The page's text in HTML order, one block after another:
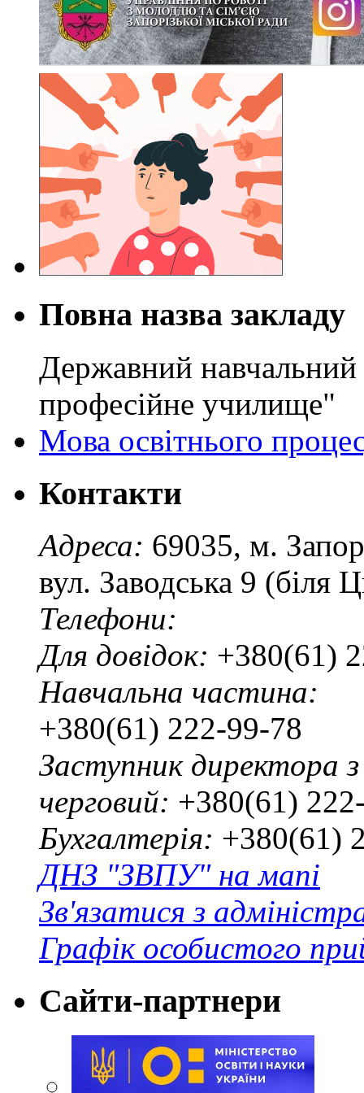
Повна назва закладу
Державний навчальний
професійне училище"
Мова освітнього
Контакти
Адреса: 69035, м.
вул. Заводська 9 (біля
Телефони:
Для довідок: +380(61)
Навчальна частина:
+380(61) 222-99-78
Заступник директора
черговий: +380(61)
Бухгалтерія: +380(61)
ДНЗ "ЗВПУ" на мапі
Зв'язатися з
Графік особистого
Сайти-партнери